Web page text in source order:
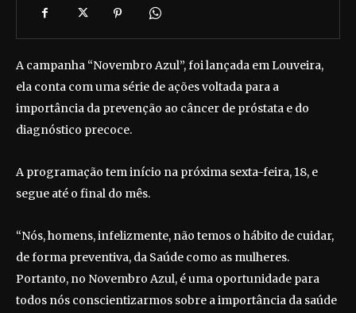
A campanha “Novembro Azul”, foi lançada em Louveira,
ela conta com uma série de ações voltada para a
importância da prevenção ao câncer de próstata e do
diagnóstico precoce.
A programação tem início na próxima sexta-feira, 18, e
segue até o final do mês.
“Nós, homens, infelizmente, não temos o hábito de cuidar,
de forma preventiva, da Saúde como as mulheres.
Portanto, no Novembro Azul, é uma oportunidade para
todos nós conscientizarmos sobre a importância da saúde